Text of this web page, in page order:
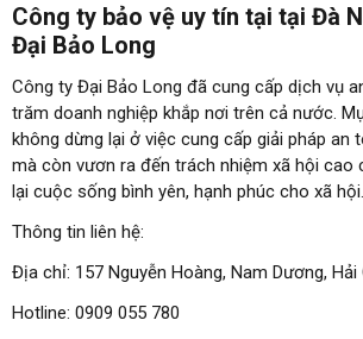
Công ty bảo vệ uy tín tại tại Đà
Đại Bảo Long
Công ty Đại Bảo Long đã cung cấp dịch vụ
trăm doanh nghiệp khắp nơi trên cả nước.
không dừng lại ở việc cung cấp giải pháp an
mà còn vươn ra đến trách nhiệm xã hội cao
lại cuộc sống bình yên, hạnh phúc cho xã hội.
Thông tin liên hệ:
Địa chỉ: 157 Nguyễn Hoàng, Nam Dương, Hải
Hotline: 0909 055 780